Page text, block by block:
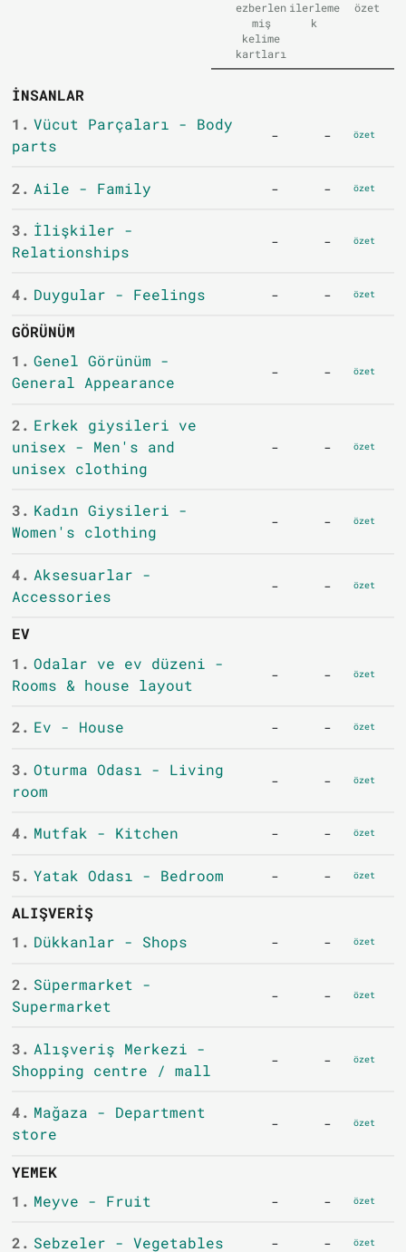
ezberlen
miş
kelime
kartları
ilerleme
k
özet
İNSANLAR
1. Vücut Parçaları - Body
parts
- - özet
2. Aile - Family - - özet
3. İlişkiler -
Relationships
- - özet
4. Duygular - Feelings - - özet
GÖRÜNÜM
1. Genel Görünüm -
General Appearance
- - özet
2. Erkek giysileri ve
unisex - Men's and
unisex clothing
- - özet
3. Kadın Giysileri -
Women's clothing
- - özet
4. Aksesuarlar -
Accessories
- - özet
EV
1. Odalar ve ev düzeni -
Rooms & house layout
- - özet
2. Ev - House - - özet
3. Oturma Odası - Living
room
- - özet
4. Mutfak - Kitchen - - özet
5. Yatak Odası - Bedroom - - özet
ALIŞVERIŞ
1. Dükkanlar - Shops - - özet
2. Süpermarket -
Supermarket
- - özet
3. Alışveriş Merkezi -
Shopping centre / mall
- - özet
4. Mağaza - Department
store
- - özet
YEMEK
1. Meyve - Fruit - - özet
2. Sebzeler - Vegetables - - özet